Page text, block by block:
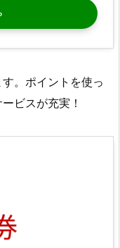
。ポイントを使っ
ビスが充実！